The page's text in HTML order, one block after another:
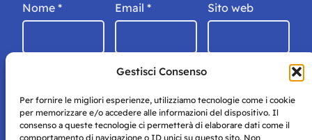
Gestisci Consenso
Per fornire le migliori esperienze, utilizziamo tecnologie come i cookie
per memorizzare e/o accedere alle informazioni del dispositivo. Il
consenso a queste tecnologie ci permetterà di elaborare dati come il
comportamento di navigazione o ID unici su questo sito. Non
Nome * Email * Sito web